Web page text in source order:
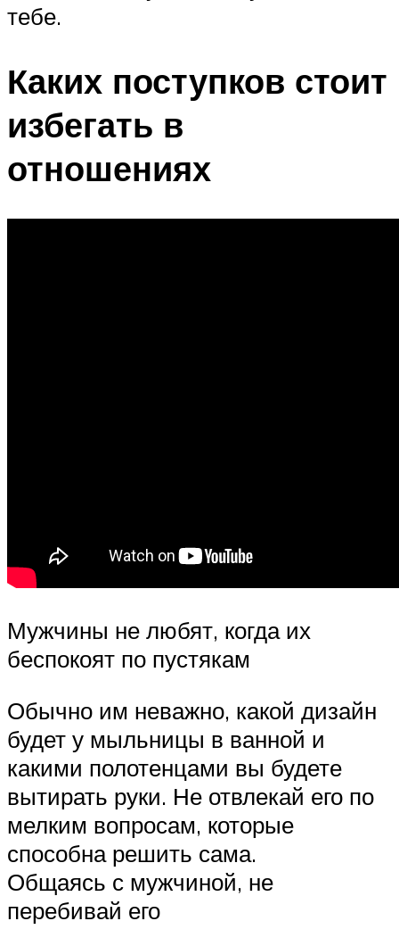
тебе.
Каких поступков стоит
избегать в
отношениях
Мужчины не любят, когда их
беспокоят по пустякам
Обычно им неважно, какой дизайн
будет у мыльницы в ванной и
какими полотенцами вы будете
вытирать руки. Не отвлекай его по
мелким вопросам, которые
способна решить сама.
Общаясь с мужчиной, не
перебивай его